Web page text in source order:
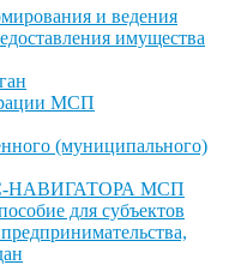
и ведения
имущества
МСП
(муниципального)
НАВИГАТОРА МСП
для субъектов